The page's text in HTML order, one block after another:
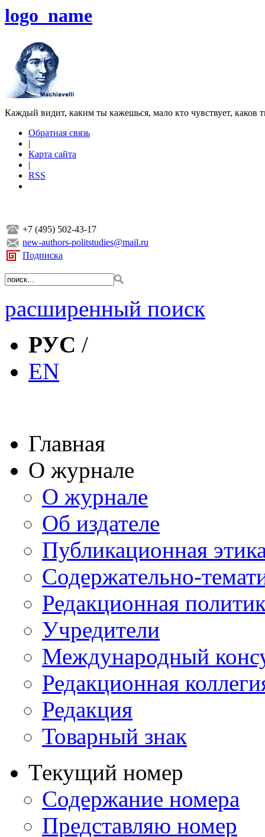
logo_name
Каждый видит, каким ты кажешься, мало кто чувствует, каков
Обратная связь
|
Карта сайта
|
RSS
+7 (495) 502-43-17
new-authors-politstudies@mail.ru
Подписка
расширенный поиск
РУС /
EN
Главная
О журнале
О журнале
Об издателе
Публикационная
Содержательно-
Редакционная
Учредители
Международный
Редакционная
Редакция
Товарный знак
Текущий номер
Содержание номера
Представляю номер